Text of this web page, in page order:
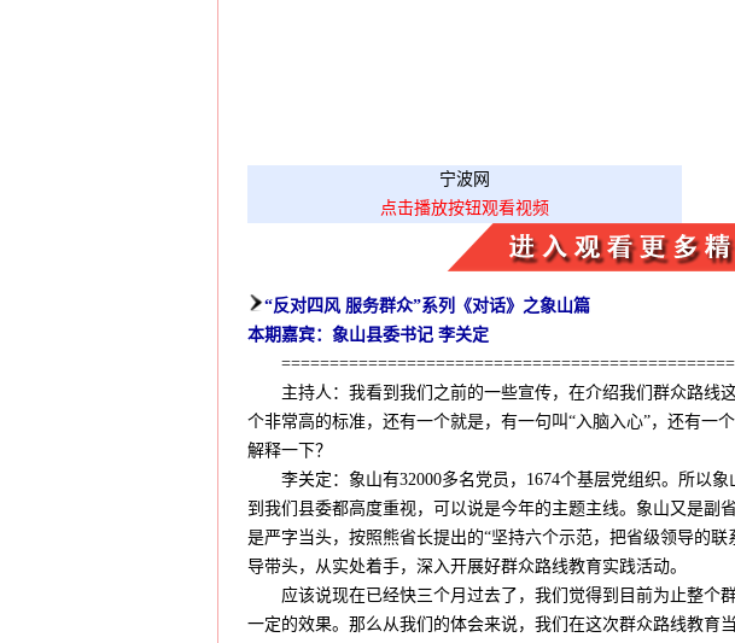
宁波网
点击播放按钮观看视频
“反对四风 服务群众”系列《对话》之象山篇
本期嘉宾：象山县委书记 李关定
主持人：我看到我们之前的一些宣传，在介绍我们群众路线
个非常高的标准，还有一个就是，有一句叫“入脑入心”，还有一
解释一下？
李关定：象山有32000多名党员，1674个基层党组织。所以象
到我们县委都高度重视，可以说是今年的主题主线。象山又是副
是严字当头，按照熊省长提出的“坚持六个示范，把省级领导的
导带头，从实处着手，深入开展好群众路线教育实践活动。
应该说现在已经快三个月过去了，我们觉得到目前为止整个
一定的效果。那么从我们的体会来说，我们在这次群众路线教育